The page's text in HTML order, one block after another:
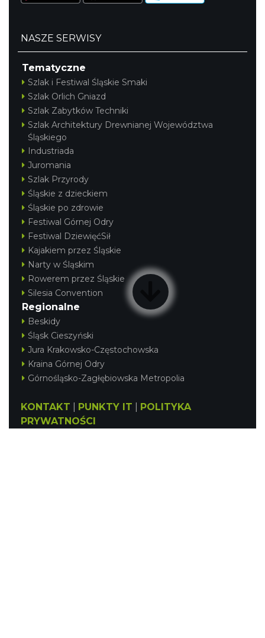
NASZE SERWISY
Tematyczne
Szlak i Festiwal Śląskie Smaki
Szlak Orlich Gniazd
Szlak Zabytków Techniki
Szlak Architektury Drewnianej Województwa
Śląskiego
Industriada
Juromania
Szlak Przyrody
Śląskie z dzieckiem
Śląskie po zdrowie
Festiwal Górnej Odry
Festiwal DziewięćSił
Kajakiem przez Śląskie
Narty w Śląskim
Rowerem przez Śląskie
Silesia Convention
Regionalne
Beskidy
Śląsk Cieszyński
Jura Krakowsko-Częstochowska
Kraina Górnej Odry
Górnośląsko-Zagłębiowska Metropolia
KONTAKT PUNKTY IT
POLITYKA
PRYWATNOŚCI